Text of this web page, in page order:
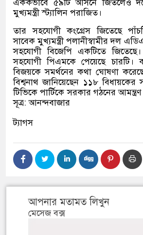
এককভাবে ৫৯টি আসনে জিতলেও
মুখ্যমন্ত্রী স্ট্যালিন পরাজিত।
তার সহযোগী কংগ্রেস জিতেছে
সাবেক মুখ্যমন্ত্রী পলানীস্বামীর দল
সহযোগী বিজেপি একটিতে
সহযোগী পিএমকে পেয়েছে চারটি।
বিজয়কে সমর্থনের কথা ঘোষণা
বিশ্বনাথ জানিয়েছেন ১১৮ বিধায়কের
টিভিকে পার্টিকে সরকার গঠনের
সূত্র:আনন্দবাজার
ট্যাগস
আপনার মতামত লিখুন
মেসেজ বক্স